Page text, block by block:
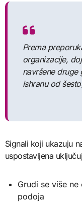
Prema
organizacije,
navršene
ishranu od
Signali koji ukazuju
uspostavljena
Grudi se više
podoja